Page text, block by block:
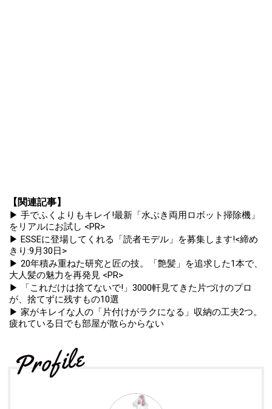
【関連記事】
▶ 手でふくよりもキレイ!最新「水ぶき両用ロボット掃除機」
をリアルにお試し <PR>
▶ ESSEに登場してくれる「読者モデル」を募集します!<締め
きり:9月30日>
▶ 20年積み重ねた研究と匠の技。「艶髪」を追求した1本で、
大人髪の魅力を再発見 <PR>
▶ 「これだけは捨てないで!」3000軒見てきた片づけのプロ
が、捨てずに残すもの10選
▶ 家がキレイな人の「片付けがラクになる」収納の工夫2つ。
疲れている日でも部屋が散らからない